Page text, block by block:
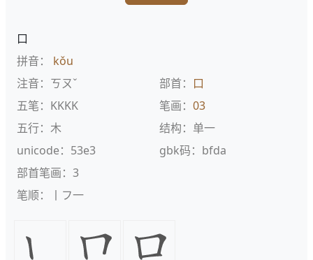
口
拼音： kǒu
注音：ㄎㄡˇ
部首： 口
五笔：KKKK
笔画： 03
五行：木
结构：单一
unicode：53e3
gbk码：bfda
部首笔画：3
笔顺：丨フ一